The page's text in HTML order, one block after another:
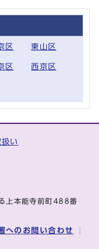
区 東山区
区 西京区
い
上本能寺前町488番
へのお問い合わせ